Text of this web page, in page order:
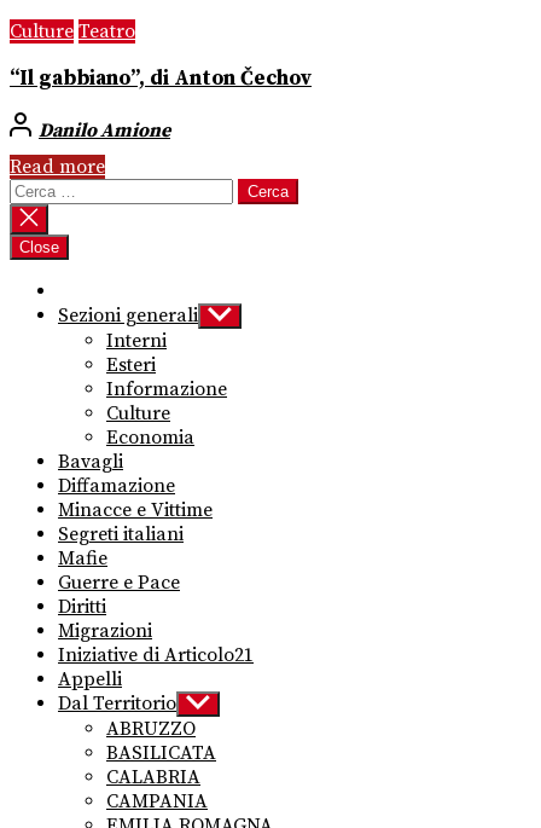
Culture Teatro
“Il gabbiano”, di Anton Čechov
Danilo Amione
Read more
Ricerca
per:
Close
Sezioni generali Show
sub
Interni
Esteri
Informazione
Culture
Economia
Bavagli
Diffamazione
Minacce e Vittime
Segreti italiani
Mafie
Guerre e Pace
Diritti
Migrazioni
Iniziative di Articolo21
Appelli
Dal Territorio Show
sub
menu
ABRUZZO
BASILICATA
CALABRIA
CAMPANIA